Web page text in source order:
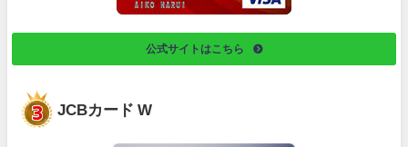
公式サイトはこちら
JCBカード W